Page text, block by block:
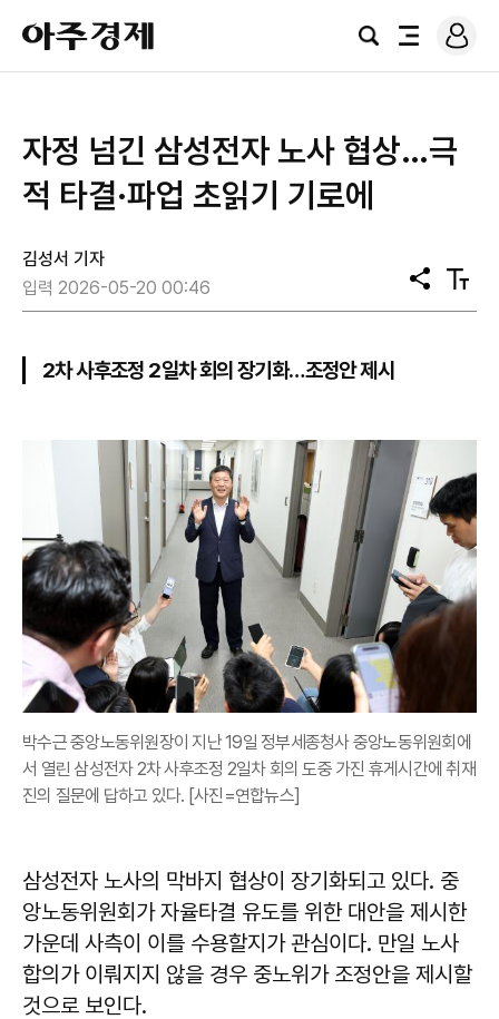
아
주
경
검
전
로
그
자정 넘긴 삼성전자 노사 협상…극
적 타결·파업 초읽기 기로에
김성서 기자
입력 2026-05-20 00:46
공
유
텍
스
2차 사후조정 2일차 회의 장기화…조정안 제시
박수근 중앙노동위원장이 지난 19일 정부세종청사 중앙노동위원회에
서 열린 삼성전자 2차 사후조정 2일차 회의 도중 가진 휴게시간에 취재
진의 질문에 답하고 있다. [사진=연합뉴스]
삼성전자 노사의 막바지 협상이 장기화되고 있다. 중
앙노동위원회가 자율타결 유도를 위한 대안을 제시한
가운데 사측이 이를 수용할지가 관심이다. 만일 노사
합의가 이뤄지지 않을 경우 중노위가 조정안을 제시할
것으로 보인다.